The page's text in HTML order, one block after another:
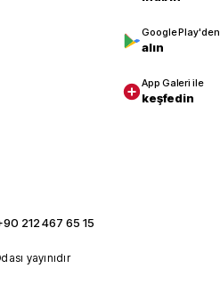
Google Play'den
alın
App Galeri ile
keşfedin
212 467 65 15
yayınıdır